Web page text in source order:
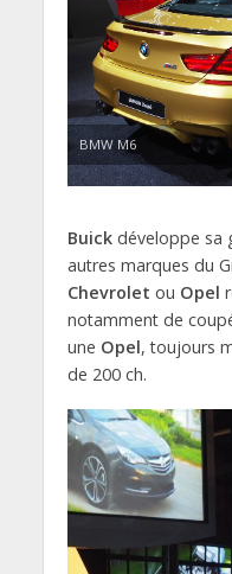
BMW M6
Buickdéveloppe sa
autres marques du
Chevrolet ou Opel
notamment de
une Opel, toujours
de 200 ch.